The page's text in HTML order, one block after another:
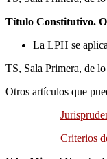
Título Constitutivo.
La LPH se
TS, Sala Primera, de
Otros artículos que
Criterios